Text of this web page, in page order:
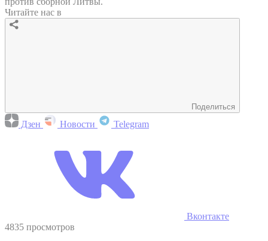
Читайте нас в
Поделиться
Дзен Новости Telegram
Вконтакте
4835 просмотров